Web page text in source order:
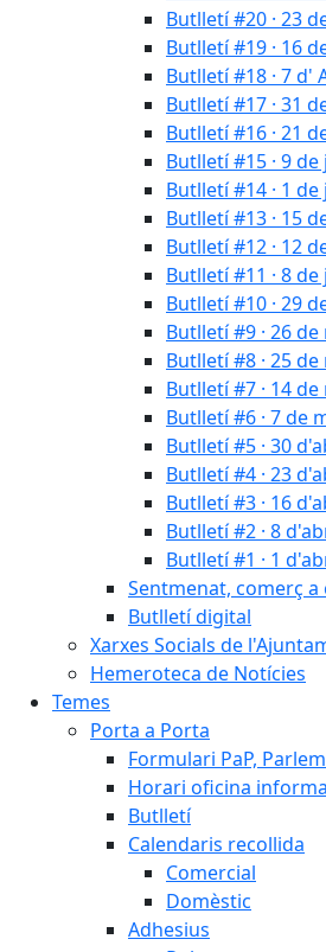
Butlletí #20 · 23
Butlletí #19 · 16
Butlletí #18 · 7 d'
Butlletí #17 · 31
Butlletí #16 · 21
Butlletí #15 · 9
Butlletí #14 · 1
Butlletí #13 · 15
Butlletí #12 · 12
Butlletí #11 · 8
Butlletí #10 · 29
Butlletí #9 · 26
Butlletí #8 · 25
Butlletí #7 · 14
Butlletí #6 · 7 de
Butlletí #5 · 30
Butlletí #4 · 23
Butlletí #3 · 16
Butlletí #2 · 8
Butlletí #1 · 1
Sentmenat, comerç a
Butlletí digital
Xarxes Socials de
Hemeroteca de Notícies
Temes
Porta a Porta
Formulari PaP,
Horari oficina
Butlletí
Calendaris recollida
Comercial
Domèstic
Adhesius